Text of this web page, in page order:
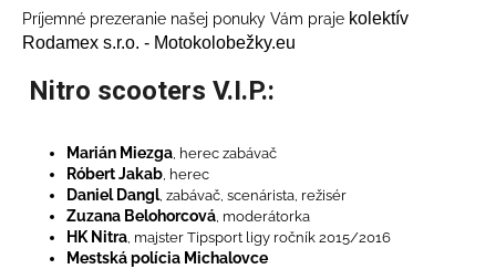
Príjemné prezeranie našej ponuky Vám praje kolektív
Rodamex s.r.o. - Motokolobežky.eu
Nitro scooters V.I.P.:
Marián Miezga, herec zabávač
Róbert Jakab, herec
Daniel Dangl, zabávač, scenárista, režisér
Zuzana Belohorcová, moderátorka
HK Nitra, majster Tipsport ligy ročník 2015/2016
Mestská polícia Michalovce